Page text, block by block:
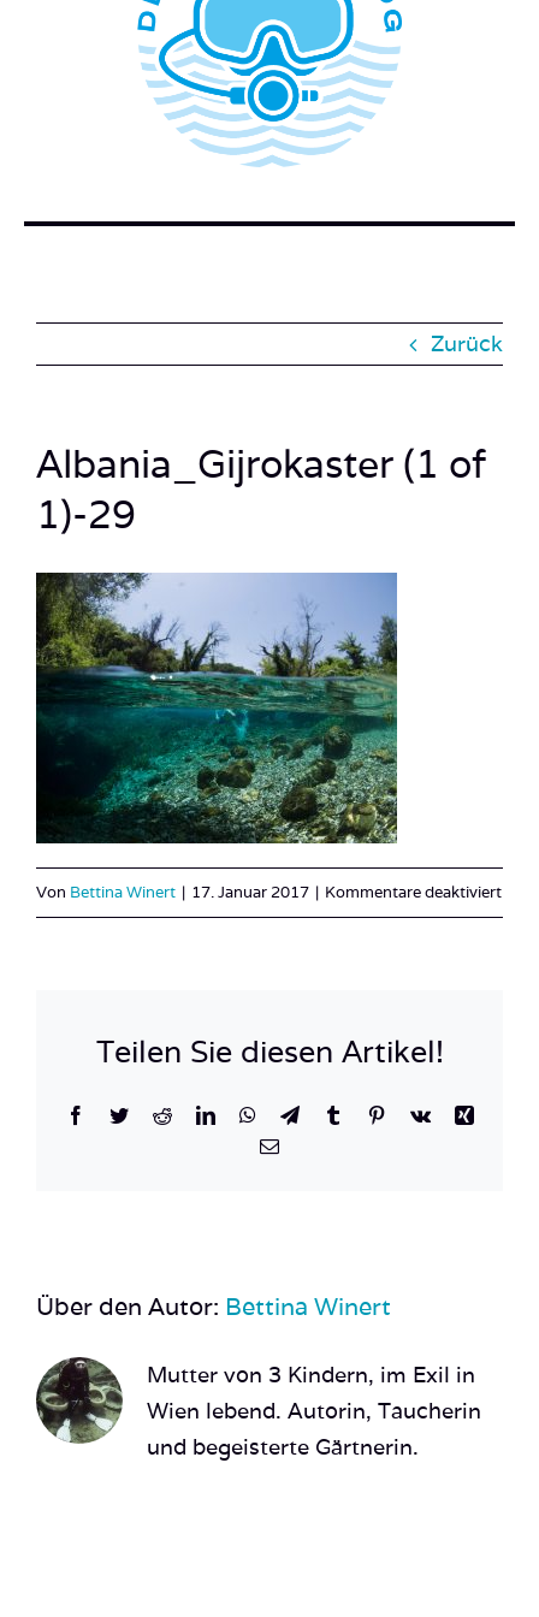
WER STECKT HINTER DEM TAUCHERBLOG?
BUCH BESTELLEN
Zurück
Albania_Gijrokaster (1 of
1)-29
Von Bettina Winert | 17. Januar 2017 | Kommentare deaktiviertfür
Teilen Sie diesen Artikel!
Facebook
TwitterRedditLinkedInWhatsApp
TelegramTumblrPinterest
Vk
Xing
E-
Über den Autor: Bettina Winert
Mutter von 3 Kindern, im Exil in
Wien lebend. Autorin, Taucherin
und begeisterte Gärtnerin.